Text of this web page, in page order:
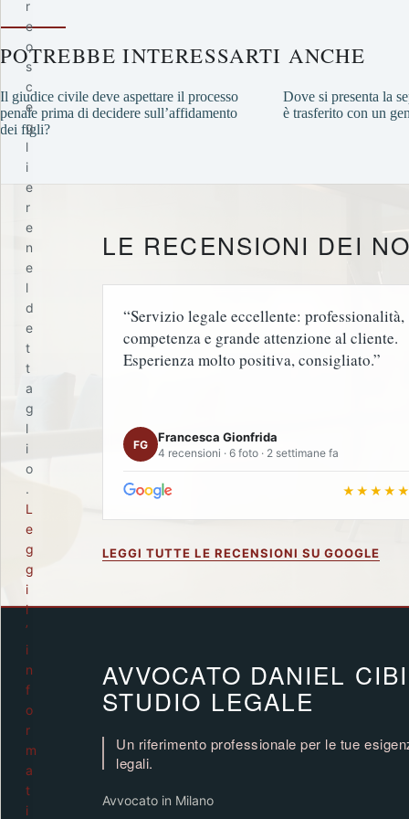
POTREBBE INTERESSARTI ANCHE
Il giudice civile deve aspettare il processo
penale prima di decidere sull’affidamento
dei figli?
Dove si presenta la
è trasferito con un
LE RECENSIONI DEI
“Servizio legale eccellente: professionalità,
competenza e grande attenzione al cliente.
Esperienza molto positiva, consigliato.”
FG
Francesca Gionfrida
4 recensioni · 6 foto · 2 settimane fa
★★★★★
LEGGI TUTTE LE RECENSIONI SU GOOGLE
AVVOCATO DANIEL
STUDIO LEGALE
Un riferimento professionale per le tue
legali.
Avvocato in Milano
r
e
o
s
c
e
g
l
i
e
r
e
n
e
l
d
e
t
t
a
g
l
i
o
.
L
e
g
g
i
l
’
i
n
f
o
r
m
a
t
i